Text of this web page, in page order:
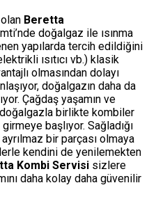
Beretta
doğalgaz ile ısınma
yapılarda tercih edildiğini
ısıtıcı vb.) klasik
olmasından dolayı
doğalgazın daha da
Çağdaş yaşamın ve
birlikte kombiler
başlıyor. Sağladığı
bir parçası olmaya
kendini de yenilemekten
Kombi Servisi sizlere
daha kolay daha güvenilir